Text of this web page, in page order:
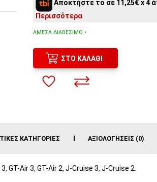
Αποκτήστε το σε 11,25€ x 4
Περισσότερα
ΆΜΕΣΑ ΔΙΑΘΈΣΙΜΟ •
ΣΤΟ ΚΑΛΆΘΙ
ΚΑΤΗΓΟΡΊΕΣ ΑΞΙΟΛΟΓΉΣΕΙΣ (0)
GT-Air 3, GT-Air 2, J-Cruise 3, J-Cruise 2.